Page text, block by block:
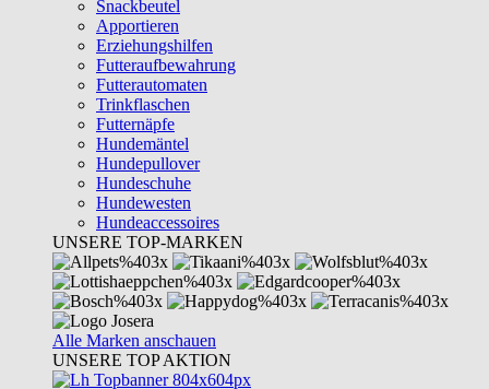
Snackbeutel
Apportieren
Erziehungshilfen
Futteraufbewahrung
Futterautomaten
Trinkflaschen
Futternäpfe
Hundemäntel
Hundepullover
Hundeschuhe
Hundewesten
Hundeaccessoires
UNSERE TOP-MARKEN
Alle Marken anschauen
UNSERE TOP AKTION